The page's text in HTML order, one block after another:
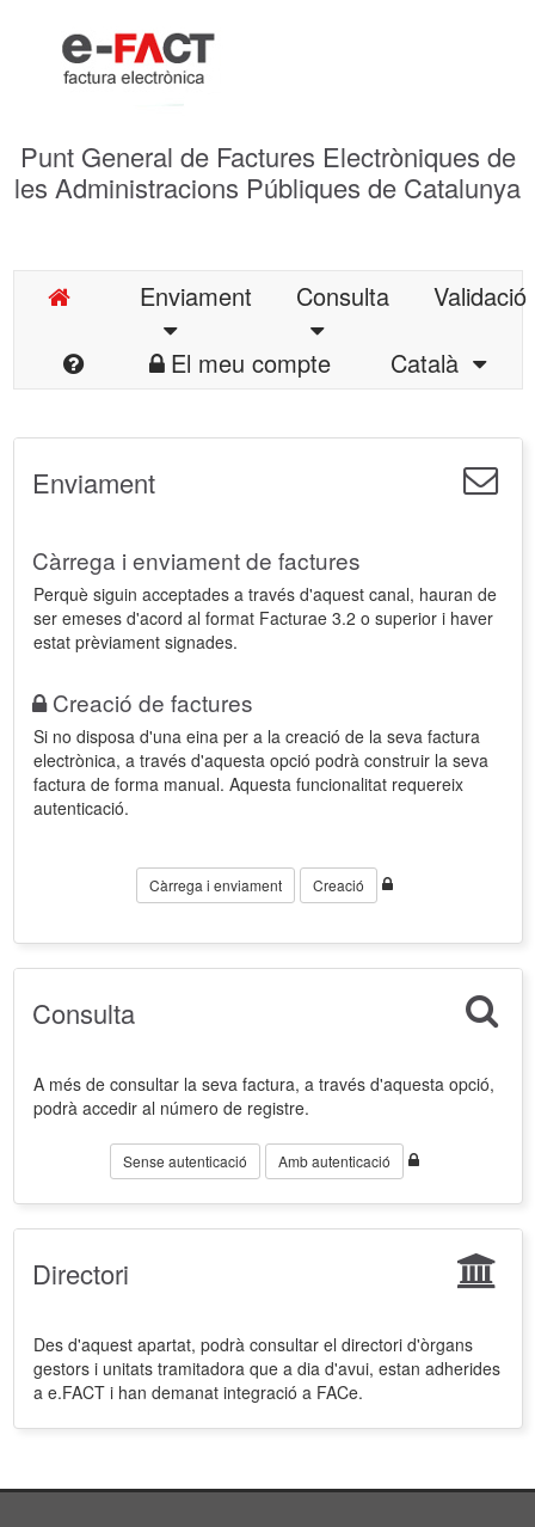
Punt General de Factures Electròniques de
les Administracions Públiques de Catalunya
Enviament Consulta
Validació
El meu compte
Català
Enviament
Càrrega i enviament de factures
Perquè siguin acceptades a través d'aquest canal, hauran de
ser emeses d'acord al format Facturae 3.2 o superior i haver
estat prèviament signades.
Creació de factures
Si no disposa d'una eina per a la creació de la seva factura
electrònica, a través d'aquesta opció podrà construir la seva
factura de forma manual. Aquesta funcionalitat requereix
autenticació.
Càrrega i enviament Creació
Consulta
A més de consultar la seva factura, a través d'aquesta opció,
podrà accedir al número de registre.
Sense autenticació Amb autenticació
Directori
Des d'aquest apartat, podrà consultar el directori d'òrgans
gestors i unitats tramitadora que a dia d'avui, estan adherides
a e.FACT i han demanat integració a FACe.